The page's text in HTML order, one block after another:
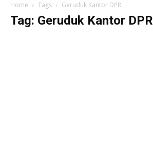
Home Tags Geruduk Kantor DPR
Tag: Geruduk Kantor DPR